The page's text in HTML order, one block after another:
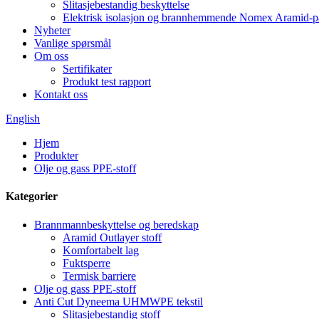
Slitasjebestandig beskyttelse
Elektrisk isolasjon og brannhemmende Nomex Aramid-
Nyheter
Vanlige spørsmål
Om oss
Sertifikater
Produkt test rapport
Kontakt oss
English
Hjem
Produkter
Olje og gass PPE-stoff
Kategorier
Brannmannbeskyttelse og beredskap
Aramid Outlayer stoff
Komfortabelt lag
Fuktsperre
Termisk barriere
Olje og gass PPE-stoff
Anti Cut Dyneema UHMWPE tekstil
Slitasjebestandig stoff